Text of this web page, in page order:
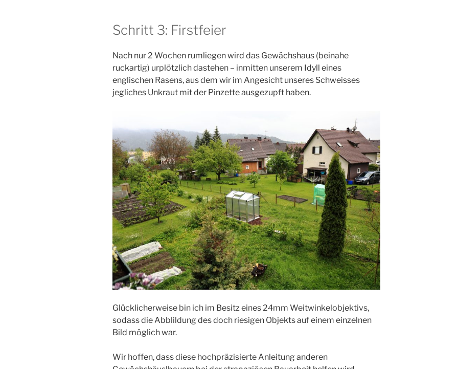
Schritt 3: Firstfeier
Nach nur 2 Wochen rumliegen wird das Gewächshaus (beinahe
ruckartig) urplötzlich dastehen – inmitten unserem Idyll eines
englischen Rasens, aus dem wir im Angesicht unseres Schweisses
jegliches Unkraut mit der Pinzette ausgezupft haben.
Glücklicherweise bin ich im Besitz eines 24mm Weitwinkelobjektivs,
sodass die Abblildung des doch riesigen Objekts auf einem einzelnen
Bild möglich war.
Wir hoffen, dass diese hochpräzisierte Anleitung anderen